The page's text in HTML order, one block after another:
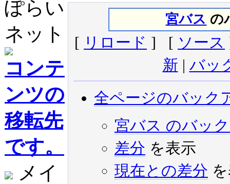
ぽらい
ネット
コンテ
ンツの
移転先
です。
メイ
宮バス の
[ リロード ] [ ソース
新 | バッ
全ページのバック
宮バス のバッ
差分 を表示
現在との差分